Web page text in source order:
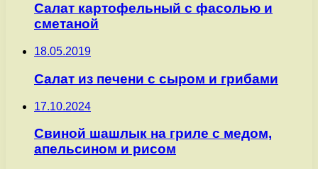
Салат картофельный с фасолью и
сметаной
18.05.2019
Салат из печени с сыром и грибами
17.10.2024
Свиной шашлык на гриле с медом,
апельсином и рисом